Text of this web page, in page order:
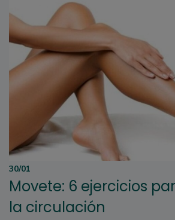
30/01
Movete: 6 ejercicios
la circulación